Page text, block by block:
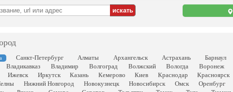
Санкт-Петербург Алматы Архангельск Астрахань Барнаул
Владикавказ Владимир Волгоград Волжский Вологда Воронеж
Ижевск Иркутск Казань Кемерово Киев Краснодар Красноярск
Нижний Новгород Новокузнецк Новосибирск Омск Оренбург